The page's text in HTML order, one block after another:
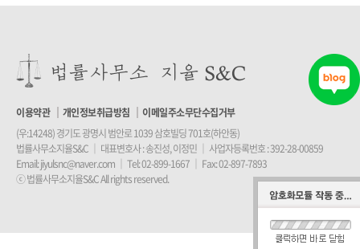
이용약관 개인정보취급방침
이메일주소무단수집거부
(우:14248) 경기도 광명시 범안로 1039 삼호빌딩 701호(하안동)
법률사무소지율S&C
대표변호사 : 송진성, 이정민
사업자등록번호 : 392-28-00859
Email:jiyulsnc@naver.com Tel:02-899-1667
Fax: 02-897-7893
ⓒ 법률사무소지율S&C All rights reserved.